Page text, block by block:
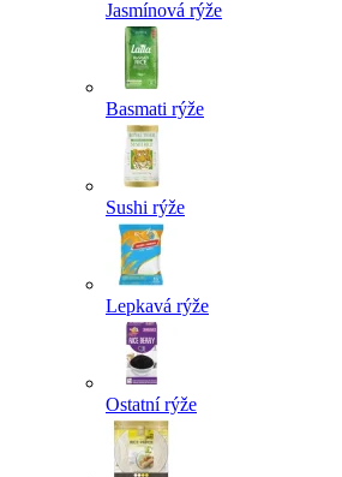
Jasmínová rýže
Basmati rýže
Sushi rýže
Lepkavá rýže
Ostatní rýže